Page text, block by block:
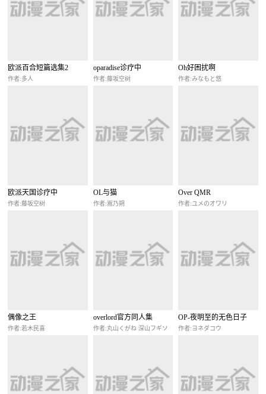
欧派百合短篇选集2
作者:多人
oparadise诊疗中
作者:藤坂空树
Oh好困扰啊
作者:みなもと悠
欧派天国诊疗中
作者:藤坂空树
OL与猫
作者:嵩乃朔
Over QMR
作者:ユメのオワリ
偶像之王
作者:若木民喜
overlord官方同人集
作者:丸山くがね 深山フギソ
OP-夜明至的无色日子
作者:ヨネダコウ